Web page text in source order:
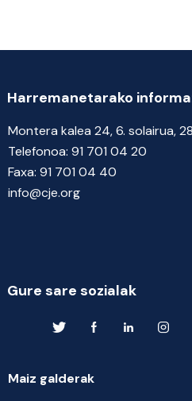
Harremanetarako
Montera kalea 24, 6. solairua,
Telefonoa: 91 701 04 20
Faxa: 91 701 04 40
info@cje.org
Gure sare sozialak
Maiz galderak